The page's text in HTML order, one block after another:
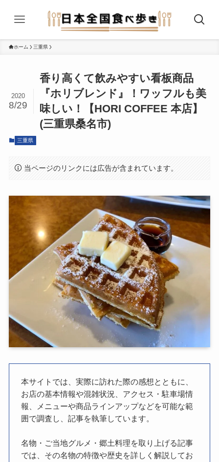
ホーム 三重県
香り高くて飲みやすい看板商品
『ホリブレンド』！ワッフルも美
味しい！【HORI COFFEE 本店】
(三重県桑名市)
2020
8/29
三重県
当ページのリンクには広告が含まれています。
本サイトでは、実際に訪れた際の感想とともに、
お店の基本情報や混雑状況、アクセス・駐車場情
報、メニューや商品ラインアップなどを可能な範
囲で調査し、記事を執筆しています。
名物・ご当地グルメ・郷土料理を取り上げる記事
では、その名物の特徴や歴史を詳しく解説してお